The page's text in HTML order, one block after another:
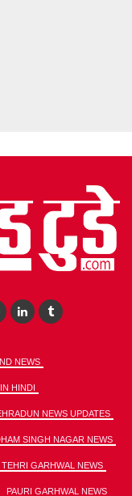
NEWS
HINDI
NEWS UPDATES
SINGH NAGAR NEWS
TEHRI GARHWAL NEWS
PAURI GARHWAL NEWS